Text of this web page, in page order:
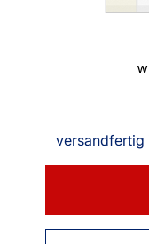
versandfertig